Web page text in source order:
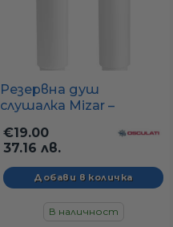
Резервна душ
слушалка Mizar –
пластмаса
€19.00
37.16 лв.
В наличност